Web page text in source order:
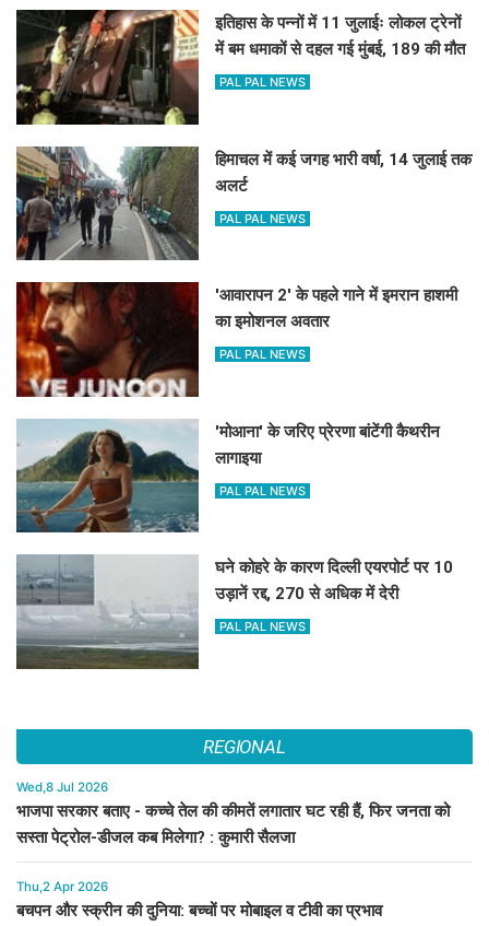
इतिहास के पन्नों में 11 जुलाईः लोकल ट्रेनों
में बम धमाकों से दहल गई मुंबई, 189 की मौत
PAL PAL NEWS
हिमाचल में कई जगह भारी वर्षा, 14 जुलाई तक
अलर्ट
PAL PAL NEWS
'आवारापन 2' के पहले गाने में इमरान हाशमी
का इमोशनल अवतार
PAL PAL NEWS
'मोआना' के जरिए प्रेरणा बांटेंगी कैथरीन
लागाइया
PAL PAL NEWS
घने कोहरे के कारण दिल्ली एयरपोर्ट पर 10
उड़ानें रद्द, 270 से अधिक में देरी
PAL PAL NEWS
REGIONAL
Wed,8 Jul 2026
भाजपा सरकार बताए - कच्चे तेल की कीमतें लगातार घट रही हैं, फिर जनता को
सस्ता पेट्रोल-डीजल कब मिलेगा? : कुमारी सैलजा
Thu,2 Apr 2026
बचपन और स्क्रीन की दुनिया: बच्चों पर मोबाइल व टीवी का प्रभाव